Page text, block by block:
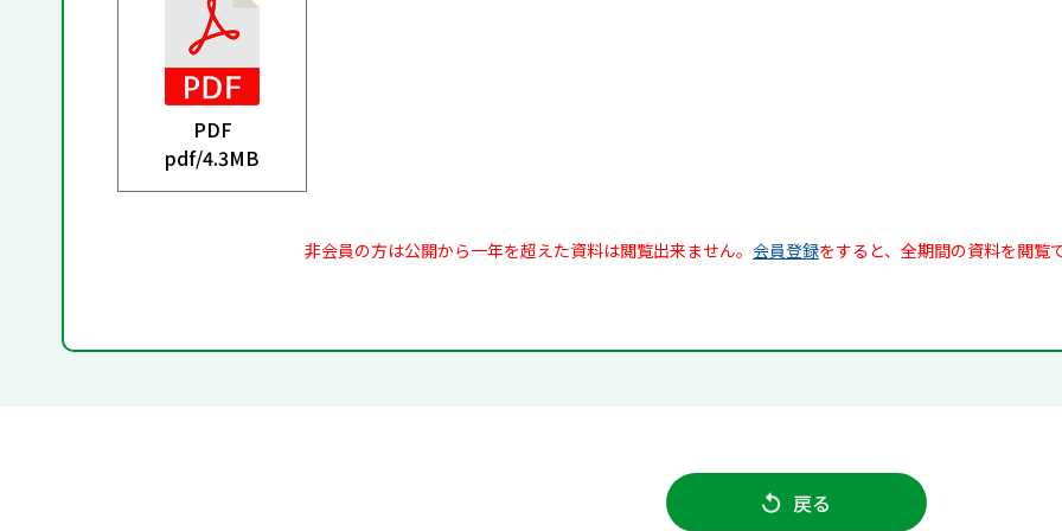
PDF
pdf/4.3MB
非会員の方は公開から一年を超えた資料は閲覧出来ません。 会員登録をすると、全期間の資料を閲覧
戻る